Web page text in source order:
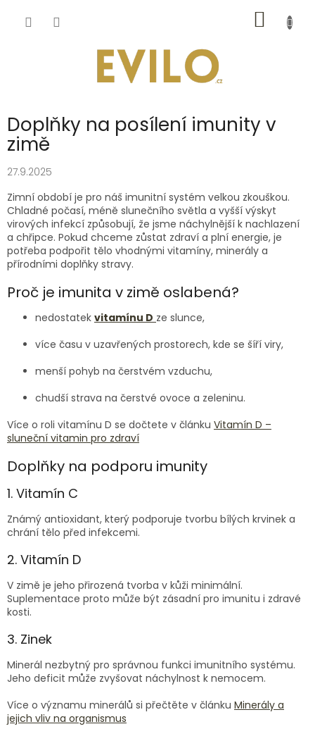
KOŠÍK
Doplňky na posílení imunity v
zimě
27.9.2025
Zimní období je pro náš imunitní systém velkou zkouškou.
Chladné počasí, méně slunečního světla a vyšší výskyt
virových infekcí způsobují, že jsme náchylnější k nachlazení
a chřipce. Pokud chceme zůstat zdraví a plní energie, je
potřeba podpořit tělo vhodnými vitamíny, minerály a
přírodními doplňky stravy.
Proč je imunita v zimě oslabená?
nedostatek vitamínu D ze slunce,
více času v uzavřených prostorech, kde se šíří viry,
menší pohyb na čerstvém vzduchu,
chudší strava na čerstvé ovoce a zeleninu.
Více o roli vitamínu D se dočtete v článku Vitamín D –
sluneční vitamin pro zdraví
Doplňky na podporu imunity
1. Vitamín C
Známý antioxidant, který podporuje tvorbu bílých krvinek a
chrání tělo před infekcemi.
2. Vitamín D
V zimě je jeho přirozená tvorba v kůži minimální.
Suplementace proto může být zásadní pro imunitu i zdravé
kosti.
3. Zinek
Minerál nezbytný pro správnou funkci imunitního systému.
Jeho deficit může zvyšovat náchylnost k nemocem.
Více o významu minerálů si přečtěte v článku Minerály a
jejich vliv na organismus